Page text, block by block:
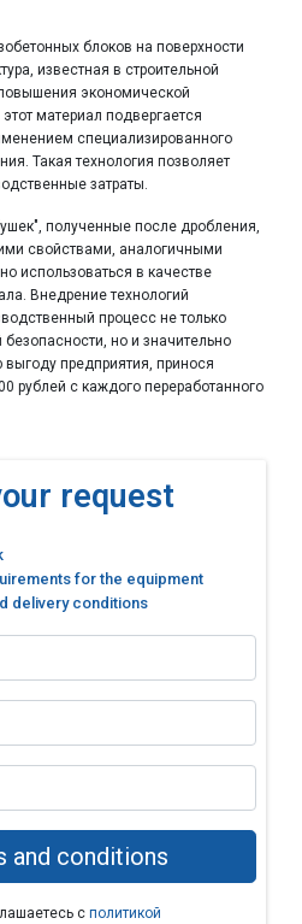
блоков на поверхности
известная в строительной
экономической
материал подвергается
специализированного
Такая технология позволяет
затраты.
полученные после дробления,
свойствами, аналогичными
использоваться в качестве
Внедрение технологий
процесс не только
но и значительно
предприятия, принося
рублей с каждого переработанного
request
for the equipment
delivery conditions
с политикой